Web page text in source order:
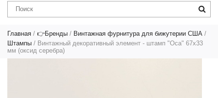
Главная / 👉Бренды / Винтажная фурнитура для бижутерии США /
Штампы / Винтажный декоративный элемент - штамп "Оса" 67х33
мм (оксид серебра)